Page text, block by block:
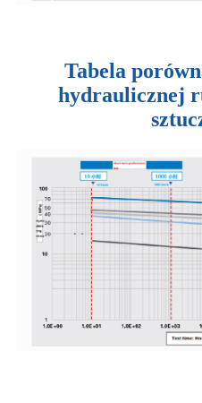
Tabela
hydraulicznej